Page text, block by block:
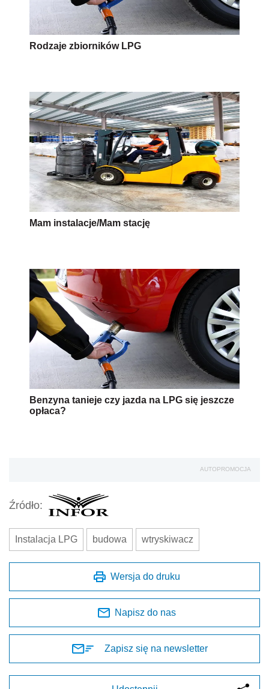
Rodzaje zbiorników LPG
Mam instalacje/Mam stację
Benzyna tanieje czy jazda na LPG się jeszcze
opłaca?
AUTOPROMOCJA
Źródło:
Instalacja LPG budowa wtryskiwacz
Wersja do druku
Napisz do nas
Zapisz się na newsletter